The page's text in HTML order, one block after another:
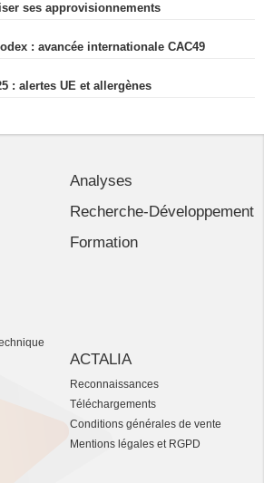
ses approvisionnements
: avancée internationale CAC49
: alertes UE et allergènes
Analyses
Recherche-Développement
Formation
ACTALIA
Reconnaissances
Téléchargements
Conditions générales de vente
Mentions légales et RGPD